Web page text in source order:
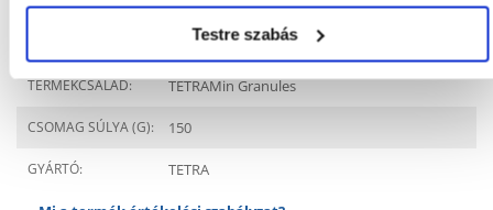
Testre szabás
TERMÉKCSALÁD: TETRAMin Granules
CSOMAG SÚLYA (G): 150
GYÁRTÓ: TETRA